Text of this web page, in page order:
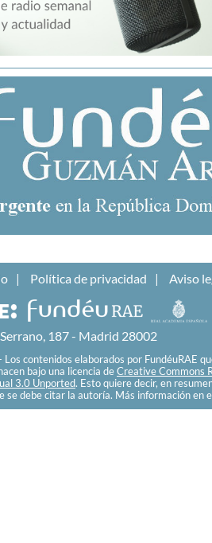
Política de privacidad Aviso
Serrano, 187 - Madrid 28002
contenidos elaborados por FundéuRAE
bajo una licencia de Creative Commons
3.0 Unported. Esto quiere decir, en
se debe citar la autoría. Más información en